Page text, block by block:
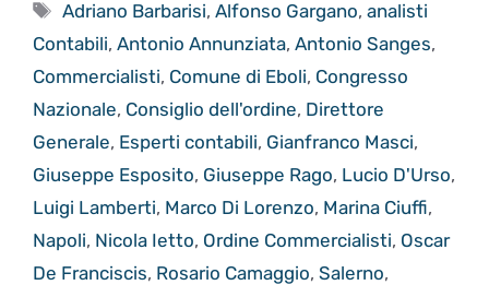
Tag
Adriano Barbarisi,Alfonso Gargano,analisti
Contabili, Antonio Annunziata, Antonio Sanges,
Commercialisti, Comune di Eboli, Congresso
Nazionale, Consiglio dell'ordine, Direttore
Generale, Esperti contabili, Gianfranco Masci,
Giuseppe Esposito, Giuseppe Rago, Lucio D'Urso,
Luigi Lamberti, Marco Di Lorenzo, Marina Ciuffi,
Napoli, Nicola Ietto, Ordine Commercialisti, Oscar
De Franciscis, Rosario Camaggio, Salerno,